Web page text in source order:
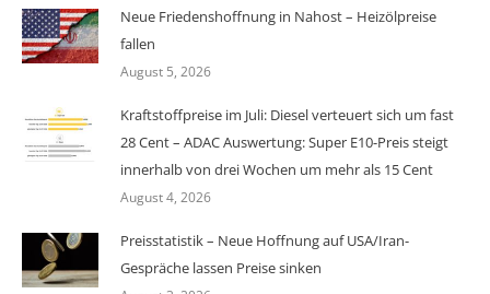
Neue Friedenshoffnung in Nahost – Heizölpreise
fallen
August 5, 2026
Kraftstoffpreise im Juli: Diesel verteuert sich um fast
28 Cent – ADAC Auswertung: Super E10-Preis steigt
innerhalb von drei Wochen um mehr als 15 Cent
August 4, 2026
Preisstatistik – Neue Hoffnung auf USA/Iran-
Gespräche lassen Preise sinken